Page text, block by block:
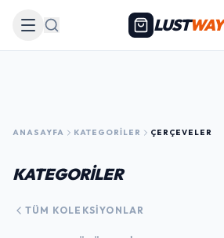
Arama LUSTWAY
ANASAYFA KATEGORILER ÇERÇEVELER
KATEGORİLER
TÜM KOLEKSIYONLAR